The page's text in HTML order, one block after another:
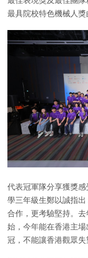
最具院校特色機械人獎
代表冠軍隊分享獲獎
學三年級生鄭以誠指
合作，更考驗堅持。
始，今年能在香港主
冠，不能讓香港觀眾失